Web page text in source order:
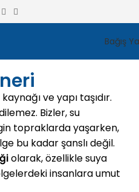
Bağış
ve yapı taşıdır.
Bizler, su
topraklarda yaşarken,
bu kadar şanslı değil.
olarak, özellikle suya
insanlara umut